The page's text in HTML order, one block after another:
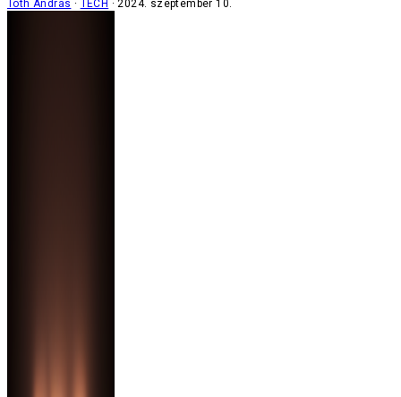
Tóth András TECH 2024. szeptember 10.